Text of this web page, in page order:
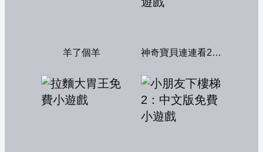
羊了個羊 神奇寶貝連連看2004